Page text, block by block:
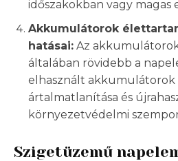
időszakokban vagy magas
Akkumulátorok
hatásai: Az
általában rövidebb a
elhasznált
ártalmatlanítása és
környezetvédelmi
Szigetüzemű